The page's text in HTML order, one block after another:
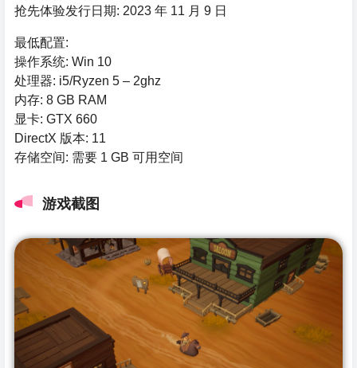
抢先体验发行日期: 2023 年 11 月 9 日
最低配置:
操作系统: Win 10
处理器: i5/Ryzen 5 – 2ghz
内存: 8 GB RAM
显卡: GTX 660
DirectX 版本: 11
存储空间: 需要 1 GB 可用空间
游戏截图